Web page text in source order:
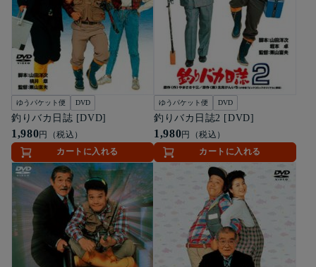
ゆうパケット便 DVD
釣りバカ日誌 [DVD]
1,980円（税込）
カートに入れる
ゆうパケット便 DVD
釣りバカ日誌2 [DVD]
1,980円（税込）
カートに入れる